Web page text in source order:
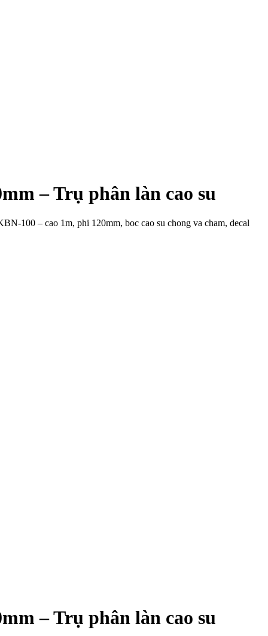
– Trụ phân làn cao su
100 – cao 1m, phi 120mm, boc cao su chong va cham, decal
– Trụ phân làn cao su